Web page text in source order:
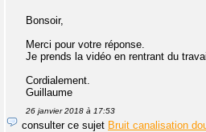
Bonsoir,
Merci pour votre réponse.
Je prends la vidéo en rentrant du
Cordialement.
Guillaume
26 janvier 2018 à 17:53
consulter ce sujet Bruit canalisation